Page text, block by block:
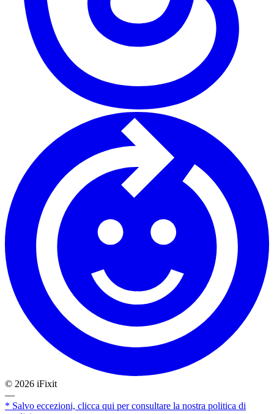
© 2026 iFixit
—
* Salvo eccezioni, clicca qui per consultare la nostra politica di